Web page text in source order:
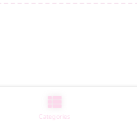
Categories